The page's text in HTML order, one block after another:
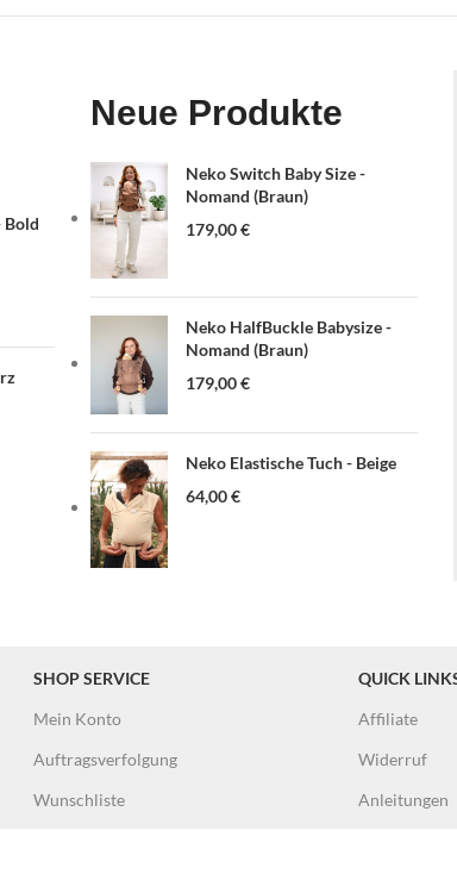
Bold
Neue Produkte
Neko Switch Baby Size -
Nomand (Braun)
179,00€
Neko HalfBuckle Babysize -
Nomand (Braun)
179,00€
Neko Elastische Tuch - Beige
64,00€
SHOP SERVICE
Mein Konto
Auftragsverfolgung
Wunschliste
QUICK
Affiliate
Widerruf
Anleitungen